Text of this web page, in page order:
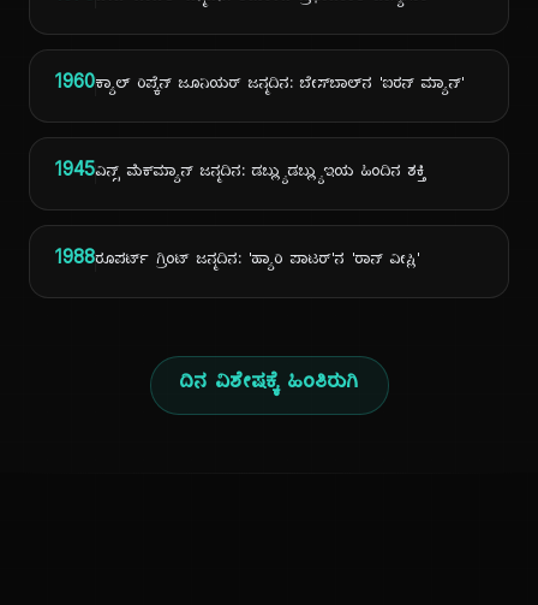
1960ಕ್ಯಾಲ್ ರಿಪ್ಕೆನ್ ಜೂನಿಯರ್ ಜನ್ಮದಿನ: ಬೇಸ್‌ಬಾಲ್‌ನ 'ಐರನ್ ಮ್ಯಾನ್'
1945ವಿನ್ಸ್ ಮೆಕ್‌ಮ್ಯಾನ್ ಜನ್ಮದಿನ: ಡಬ್ಲ್ಯುಡಬ್ಲ್ಯುಇಯ ಹಿಂದಿನ ಶಕ್ತಿ
1988ರೂಪರ್ಟ್ ಗ್ರಿಂಟ್ ಜನ್ಮದಿನ: 'ಹ್ಯಾರಿ ಪಾಟರ್'ನ 'ರಾನ್ ವೀಸ್ಲಿ'
ದಿನ ವಿಶೇಷಕ್ಕೆ ಹಿಂತಿರುಗಿ